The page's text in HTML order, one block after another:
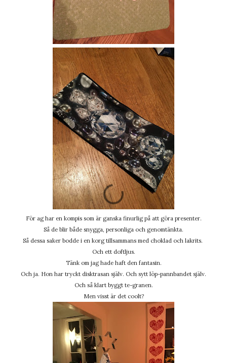
För ag har en kompis som är ganska finurlig på att göra presenter.
Så de blir både snygga, personliga och genomtänkta.
Så dessa saker bodde i en korg tillsammans med choklad och lakrits.
Och ett doftljus.
Tänk om jag hade haft den fantasin.
Och ja. Hon har tryckt disktrasan själv. Och sytt löp-pannbandet själv.
Och så klart byggt te-granen.
Men visst är det coolt?